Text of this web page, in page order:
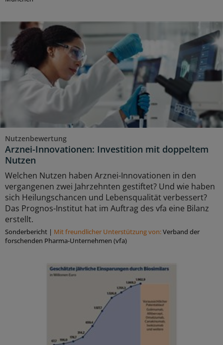
Nutzenbewertung
Arznei-Innovationen: Investition mit doppeltem
Nutzen
Welchen Nutzen haben Arznei-Innovationen in den
vergangenen zwei Jahrzehnten gestiftet? Und wie haben
sich Heilungschancen und Lebensqualität verbessert?
Das Prognos-Institut hat im Auftrag des vfa eine Bilanz
erstellt.
Sonderbericht | Mit freundlicher Unterstützung von:Verband der
forschenden Pharma-Unternehmen (vfa)